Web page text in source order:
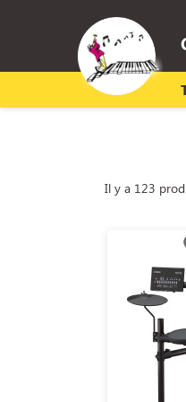
Il y a 123